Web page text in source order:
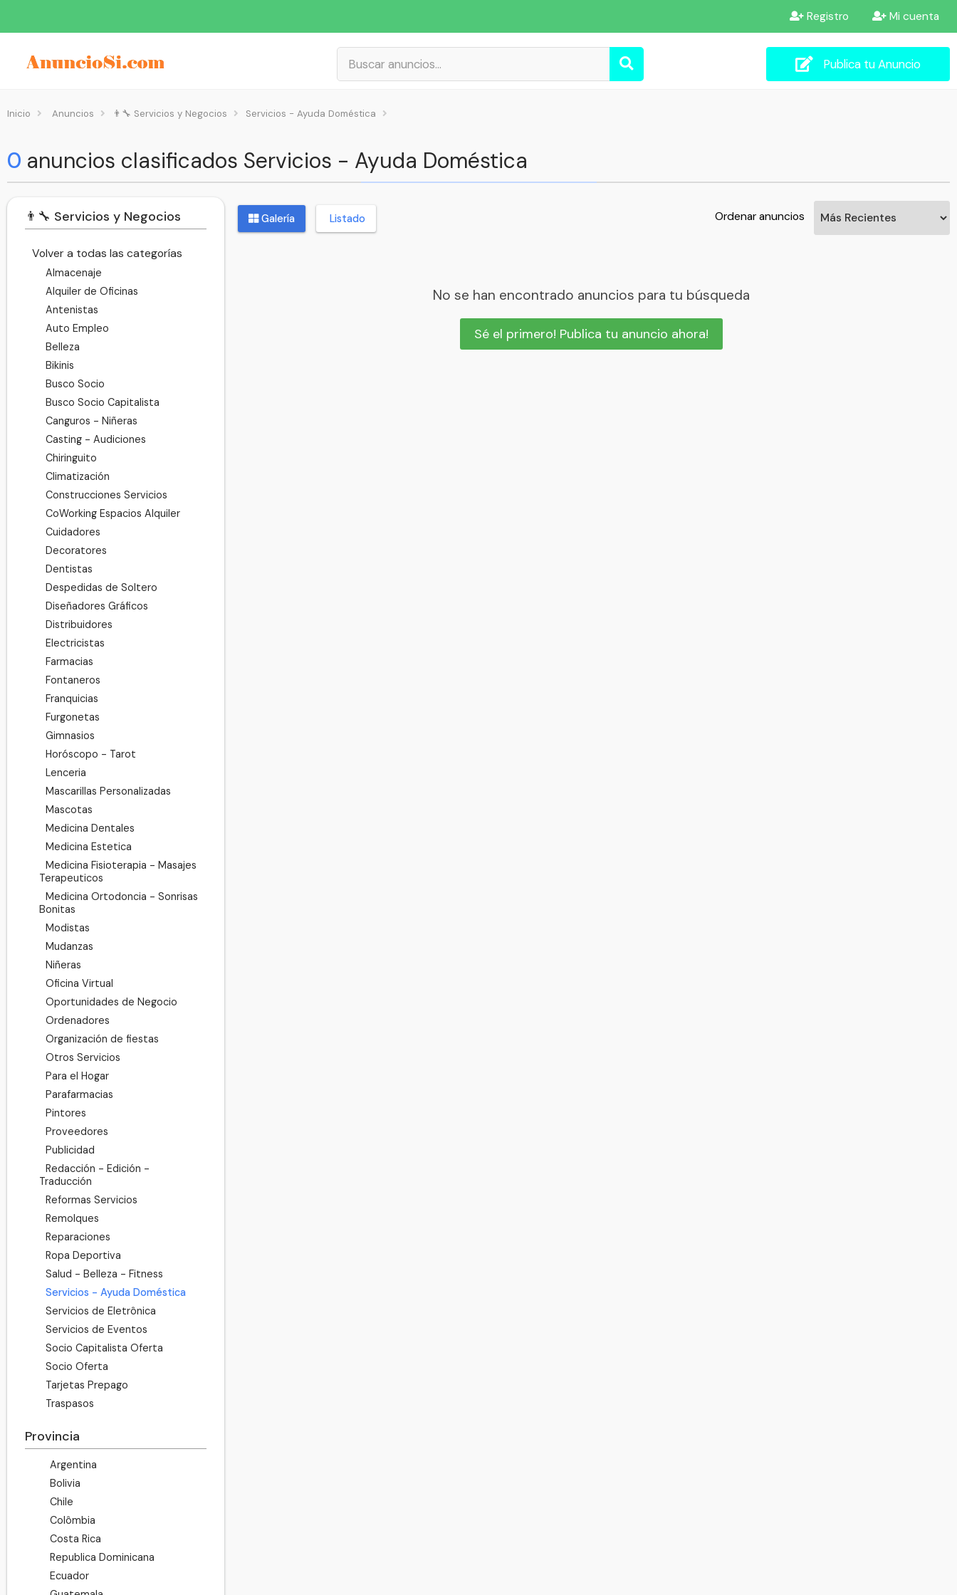
Registro Mi cuenta
Publica tu Anuncio
Inicio Anuncios 👨‍🔧 Servicios y Negocios Servicios - Ayuda Doméstica
0 anuncios clasificados Servicios - Ayuda Doméstica
👨‍🔧 Servicios y Negocios
Volver a todas las categorías
Almacenaje
Alquiler de Oficinas
Antenistas
Auto Empleo
Belleza
Bikinis
Busco Socio
Busco Socio Capitalista
Canguros - Niñeras
Casting - Audiciones
Chiringuito
Climatización
Construcciones Servicios
CoWorking Espacios Alquiler
Cuidadores
Decoratores
Dentistas
Despedidas de Soltero
Diseñadores Gráficos
Distribuidores
Electricistas
Farmacias
Fontaneros
Franquicias
Furgonetas
Gimnasios
Horóscopo - Tarot
Lenceria
Mascarillas Personalizadas
Mascotas
Medicina Dentales
Medicina Estetica
Medicina Fisioterapia - Masajes
Terapeuticos
Medicina Ortodoncia - Sonrisas
Bonitas
Modistas
Mudanzas
Niñeras
Oficina Virtual
Oportunidades de Negocio
Ordenadores
Organización de fiestas
Otros Servicios
Para el Hogar
Parafarmacias
Pintores
Proveedores
Publicidad
Redacción - Edición -
Traducción
Reformas Servicios
Remolques
Reparaciones
Ropa Deportiva
Salud - Belleza - Fitness
Servicios - Ayuda Doméstica
Servicios de Eletrônica
Servicios de Eventos
Socio Capitalista Oferta
Socio Oferta
Tarjetas Prepago
Traspasos
Provincia
Argentina
Bolivia
Chile
Colômbia
Costa Rica
Republica Dominicana
Ecuador
Galería Listado Ordenar anuncios
No se han encontrado anuncios para tu búsqueda
Sé el primero! Publica tu anuncio ahora!